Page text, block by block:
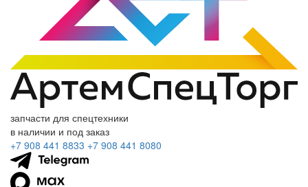
запчасти для спецтехники
в наличии и под заказ
+7 908 441 8833 +7 908 441 8080